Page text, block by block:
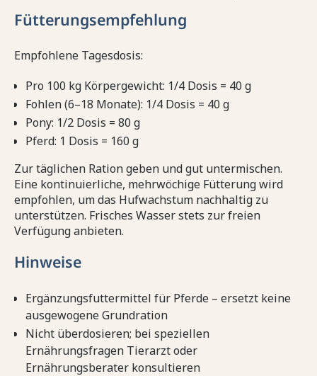
Fütterungsempfehlung
Empfohlene Tagesdosis:
Pro 100 kg Körpergewicht: 1/4 Dosis = 40 g
Fohlen (6–18 Monate): 1/4 Dosis = 40 g
Pony: 1/2 Dosis = 80 g
Pferd: 1 Dosis = 160 g
Zur täglichen Ration geben und gut untermischen.
Eine kontinuierliche, mehrwöchige Fütterung wird
empfohlen, um das Hufwachstum nachhaltig zu
unterstützen. Frisches Wasser stets zur freien
Verfügung anbieten.
Hinweise
Ergänzungsfuttermittel für Pferde – ersetzt keine
ausgewogene Grundration
Nicht überdosieren; bei speziellen
Ernährungsfragen Tierarzt oder
Ernährungsberater konsultieren